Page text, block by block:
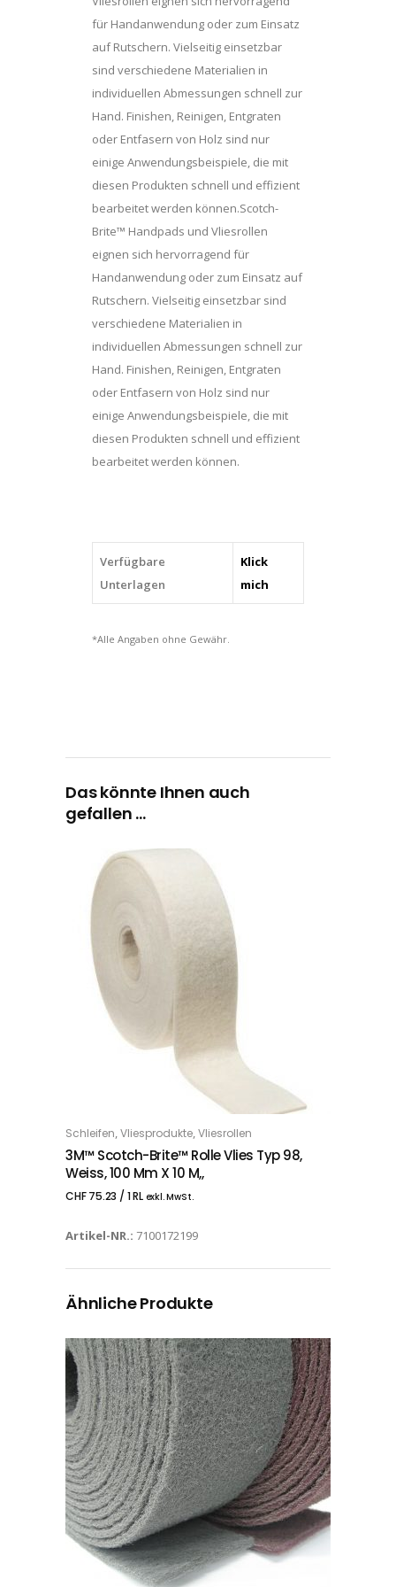
perforiert,
quantity
für Handanwendung oder zum Einsatz
auf Rutschern. Vielseitig einsetzbar
sind verschiedene Materialien in
individuellen Abmessungen schnell zur
Hand. Finishen, Reinigen, Entgraten
oder Entfasern von Holz sind nur
einige Anwendungsbeispiele, die mit
diesen Produkten schnell und effizient
bearbeitet werden können.Scotch-
Brite™ Handpads und Vliesrollen
eignen sich hervorragend für
Handanwendung oder zum Einsatz auf
Rutschern. Vielseitig einsetzbar sind
verschiedene Materialien in
individuellen Abmessungen schnell zur
Hand. Finishen, Reinigen, Entgraten
oder Entfasern von Holz sind nur
einige Anwendungsbeispiele, die mit
diesen Produkten schnell und effizient
bearbeitet werden können.
Verfügbare
Unterlagen
Klick
mich
*Alle Angaben ohne Gewähr.
Das könnte Ihnen auch
gefallen …
IN DEN WARENKORB
Schleifen,Vliesprodukte,Vliesrollen
3M™ Scotch-Brite™ Rolle Vlies Typ 98,
Weiss, 100 Mm X 10 M,,
CHF75.23 / 1 RL exkl. MwSt.
Artikel-NR.: 7100172199
Ähnliche Produkte